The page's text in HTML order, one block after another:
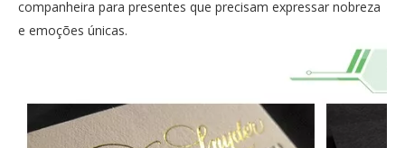
companheira para presentes que precisam expressar nobreza
e emoções únicas.